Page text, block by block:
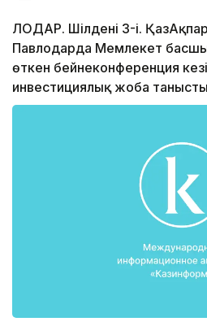
ЛОДАР. Шілденің 3-і.
Павлодарда Мемлекет
өткен бейнеконференция
инвестициялық жоба